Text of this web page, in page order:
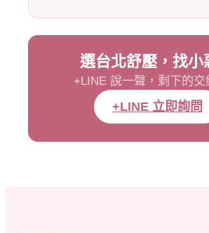
選台北舒壓，找小
+LINE 說一聲，剩下的交
+LINE 立即詢問